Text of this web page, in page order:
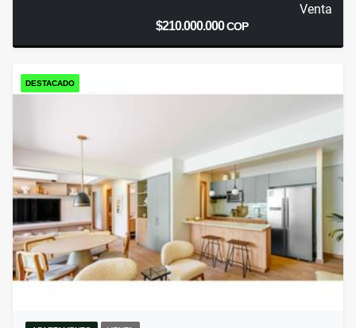
Venta
$210.000.000COP
DESTACADO